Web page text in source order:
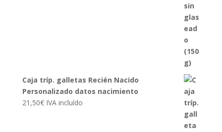
Caja tríp. galletas Recién Nacido
Personalizado datos nacimiento
21,50€ IVA incluído